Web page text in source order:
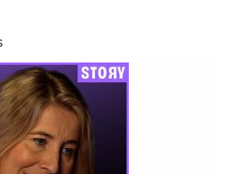
(2010) zonesons.com
20 Minutes